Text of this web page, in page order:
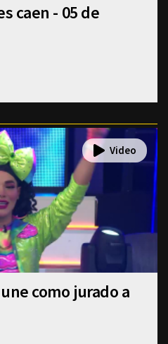
caen - 05 de
como jurado a